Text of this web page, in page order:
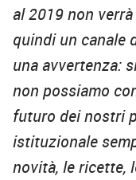
al 2019 non
quindi un canale
una avvertenza:
non possiamo
futuro dei nostri
istituzionale
novità, le ricette,